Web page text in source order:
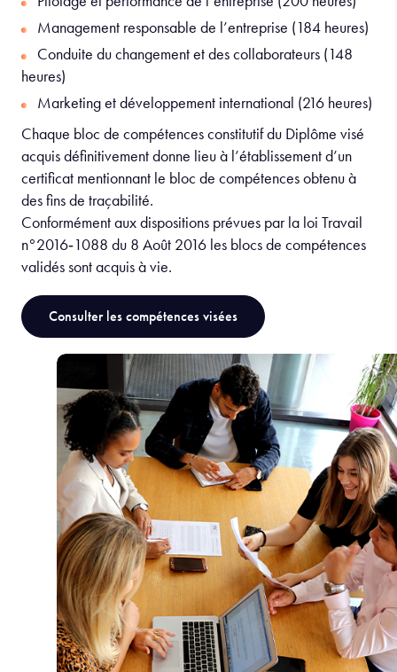
Management responsable de l’entreprise (184 heures)
Conduite du changement et des collaborateurs (148
heures)
Marketing et développement international (216 heures)
Chaque bloc de compétences constitutif du Diplôme visé
acquis définitivement donne lieu à l’établissement d’un
certificat mentionnant le bloc de compétences obtenu à
des fins de traçabilité.
Conformément aux dispositions prévues par la loi Travail
n°2016‐1088 du 8 Août 2016 les blocs de compétences
validés sont acquis à vie.
Consulter les compétences visées